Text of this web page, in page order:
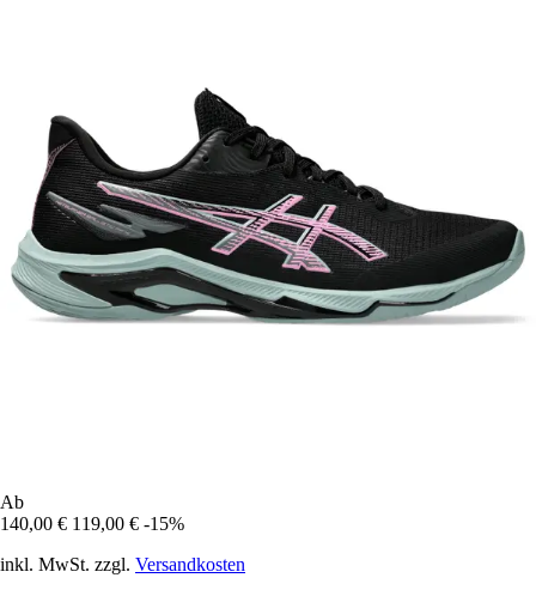
Ab
140,00 € 119,00 € -15%
inkl. MwSt. zzgl. Versandkosten